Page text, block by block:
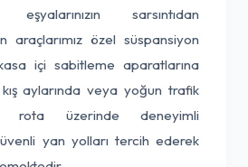
sarsıntıdan
araçlarımız özel süspansiyon
içi sabitleme aparatlarına
aylarında veya yoğun trafik
rota üzerinde deneyimli
yan yolları tercih ederek